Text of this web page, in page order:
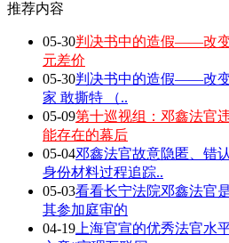
推荐内容
05-30判决书中的造假——改
元差价
05-30判决书中的造假——改
家 敢撕特 （..
05-09第十巡视组：邓鑫法官
能存在的幕后
05-04邓鑫法官故意隐匿、错
身份材料过程追踪..
05-03看看长宁法院邓鑫法官
其参加庭审的
04-19 上海官宣的优秀法官